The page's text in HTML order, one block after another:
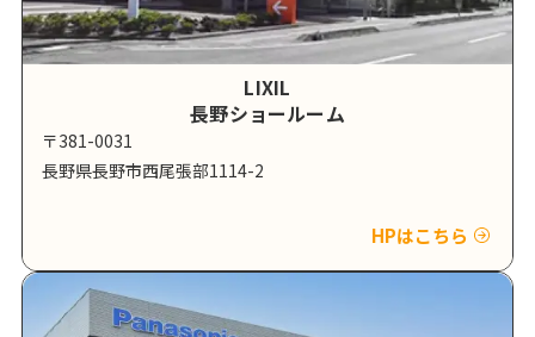
LIXIL
長野ショールーム
〒381-0031
長野県長野市西尾張部1114-2
HPはこちら